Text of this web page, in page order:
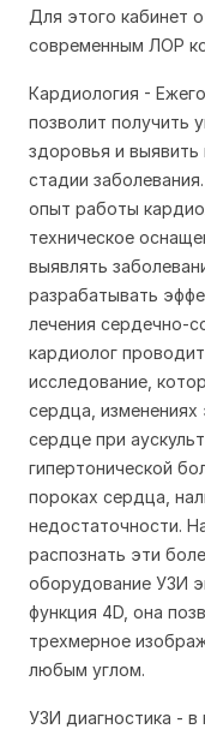
Для этого кабинет
современным ЛОР
Кардиология -
позволит получить
здоровья и
стадии
опыт работы
техническое
выявлять
разрабатывать
лечения сердечно-
кардиолог
исследование,
сердца,
сердце при
гипертонической
пороках сердца,
недостаточности.
распознать эти
оборудование УЗИ
функция 4D, она
трехмерное
любым углом.
УЗИ диагностика - в